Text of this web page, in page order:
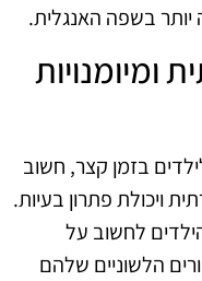
בשפה האנגלית.
ומיומנויות
בזמן קצר, חשוב
ויכולת פתרון בעיות.
לחשוב על
הלשוניים שלהם